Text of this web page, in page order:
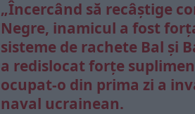
„Încercând să recâştige
Negre, inamicul a fost
sisteme de rachete Bal şi
a redislocat forţe
ocupat-o din prima zi a
naval ucrainean.